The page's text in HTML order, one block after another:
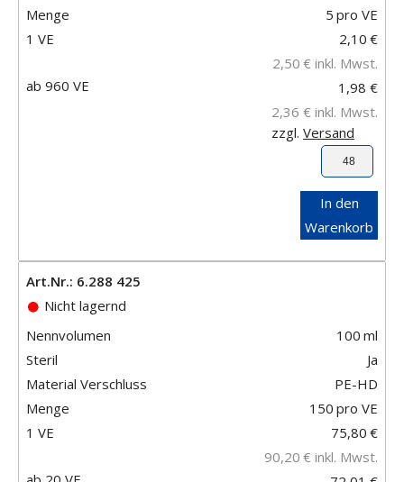
Menge
5 pro VE
1 VE
2,10 €
2,50 € inkl. Mwst.
ab 960 VE
1,98 €
2,36 € inkl. Mwst.
zzgl. Versand
In den
Warenkorb
Art.Nr.: 6.288 425
Nicht lagernd
Nennvolumen
100 ml
Steril
Ja
Material Verschluss
PE-HD
Menge
150 pro VE
1 VE
75,80 €
90,20 € inkl. Mwst.